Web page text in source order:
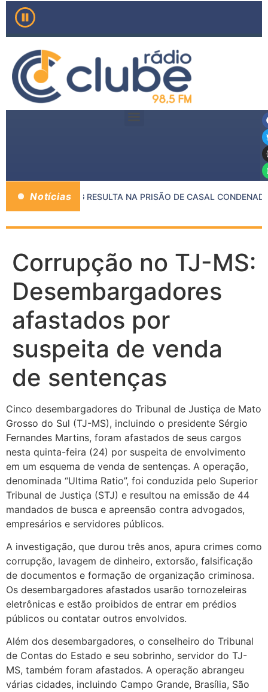
Notícias
MP E PMMG RESULTA NA PRISÃO DE CASAL
Corrupção no TJ-MS:
Desembargadores
afastados por
suspeita de venda
de sentenças
Cinco desembargadores do Tribunal de Justiça de Mato
Grosso do Sul (TJ-MS), incluindo o presidente Sérgio
Fernandes Martins, foram afastados de seus cargos
nesta quinta-feira (24) por suspeita de envolvimento
em um esquema de venda de sentenças. A operação,
denominada “Ultima Ratio”, foi conduzida pelo Superior
Tribunal de Justiça (STJ) e resultou na emissão de 44
mandados de busca e apreensão contra advogados,
empresários e servidores públicos.
A investigação, que durou três anos, apura crimes como
corrupção, lavagem de dinheiro, extorsão, falsificação
de documentos e formação de organização criminosa.
Os desembargadores afastados usarão tornozeleiras
eletrônicas e estão proibidos de entrar em prédios
públicos ou contatar outros envolvidos.
Além dos desembargadores, o conselheiro do Tribunal
de Contas do Estado e seu sobrinho, servidor do TJ-
MS, também foram afastados. A operação abrangeu
várias cidades, incluindo Campo Grande, Brasília, São